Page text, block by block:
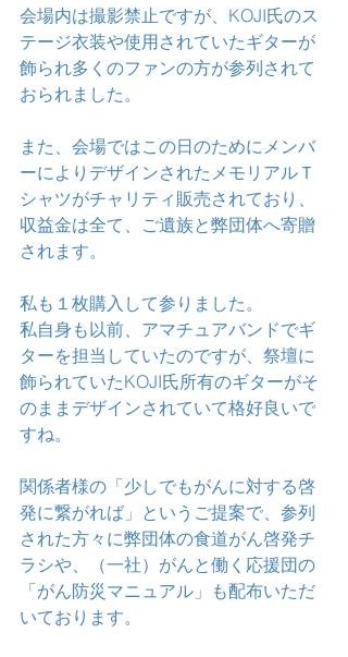
会場内は撮影禁止ですが、KOJI氏のス
テージ衣装や使用されていたギターが
飾られ多くのファンの方が参列されて
おられました。
また、会場ではこの日のためにメンバ
ーによりデザインされたメモリアルＴ
シャツがチャリティ販売されており、
収益金は全て、ご遺族と弊団体へ寄贈
されます。
私も１枚購入して参りました。
私自身も以前、アマチュアバンドでギ
ターを担当していたのですが、祭壇に
飾られていたKOJI氏所有のギターがそ
のままデザインされていて格好良いで
すね。
関係者様の「少しでもがんに対する啓
発に繋がれば」というご提案で、参列
された方々に弊団体の食道がん啓発チ
ラシや、（一社）がんと働く応援団の
「がん防災マニュアル」も配布いただ
いております。